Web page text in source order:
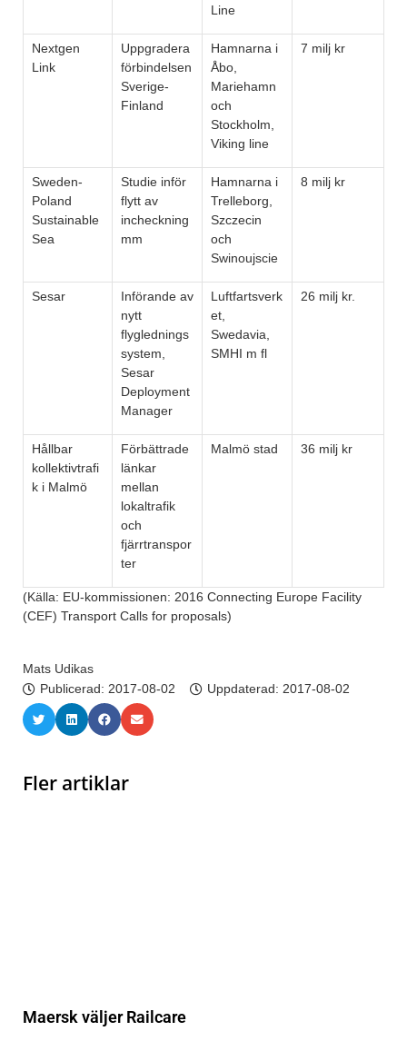
Line
Nextgen
Link
Uppgradera
förbindelsen
Sverige-
Finland
Hamnarna i
Åbo,
Mariehamn
och
Stockholm,
Viking line
7 milj kr
Sweden-
Poland
Sustainable
Sea
Studie inför
flytt av
incheckning
mm
Hamnarna i
Trelleborg,
Szczecin
och
Swinoujscie
8 milj kr
Sesar
Införande av
nytt
flyglednings
system,
Sesar
Deployment
Manager
Luftfartsverk
et,
Swedavia,
SMHI m fl
26 milj kr.
Hållbar
kollektivtrafi
k i Malmö
Förbättrade
länkar
mellan
lokaltrafik
och
fjärrtranspor
ter
Malmö stad 36 milj kr
(Källa: EU-kommissionen: 2016 Connecting Europe Facility
(CEF) Transport Calls for proposals)
Mats Udikas
Publicerad: 2017-08-02 Uppdaterad: 2017-08-02
Fler artiklar
Maersk väljer Railcare